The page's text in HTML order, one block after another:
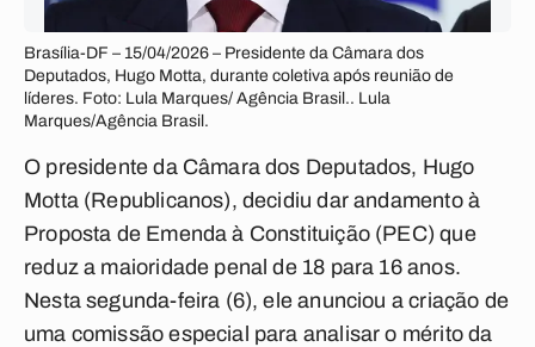
Brasília-DF – 15/04/2026 – Presidente da Câmara dos
Deputados, Hugo Motta, durante coletiva após reunião de
líderes. Foto: Lula Marques/ Agência Brasil.. Lula
Marques/Agência Brasil.
O presidente da Câmara dos Deputados, Hugo
Motta (Republicanos), decidiu dar andamento à
Proposta de Emenda à Constituição (PEC) que
reduz a maioridade penal de 18 para 16 anos.
Nesta segunda-feira (6), ele anunciou a criação de
uma comissão especial para analisar o mérito da